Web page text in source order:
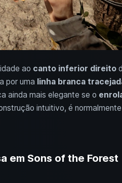
ao canto inferior direito
por uma linha branca
ainda mais elegante se o
intuitivo, é
em Sons of the Forest